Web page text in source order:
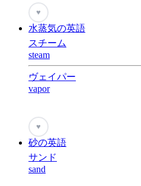
♥
水蒸気の英語
スチーム
steam
ヴェイパー
vapor
♥
砂の英語
サンド
sand